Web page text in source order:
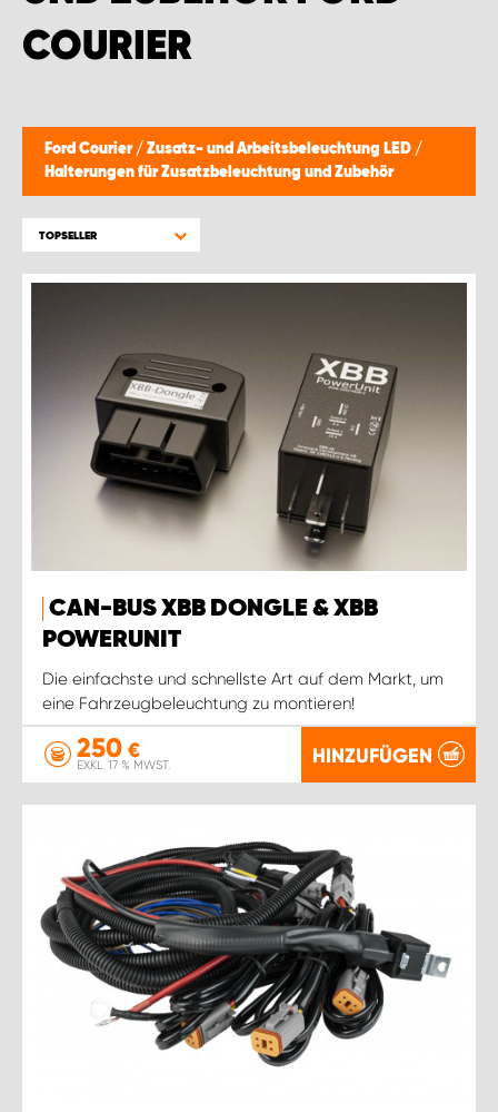
COURIER
Ford Courier / Zusatz- und Arbeitsbeleuchtung LED /
Halterungen für Zusatzbeleuchtung und Zubehör
TOPSELLER
CAN-BUS XBB DONGLE & XBB
POWERUNIT
Die einfachste und schnellste Art auf dem Markt, um
eine Fahrzeugbeleuchtung zu montieren!
250 €
EXKL. 17 % MWST. HINZUFÜGEN